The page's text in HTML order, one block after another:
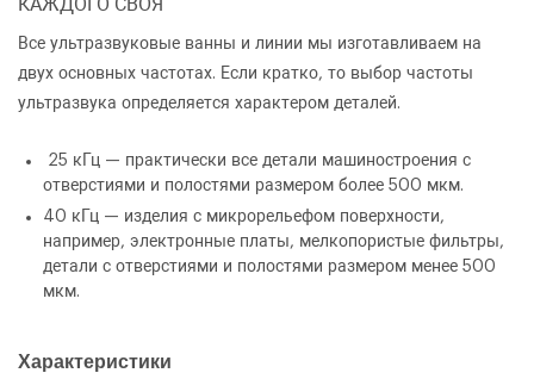
КАЖДОГО СВОЯ
Все ультразвуковые ванны и линии мы изготавливаем на
двух основных частотах. Если кратко, то выбор частоты
ультразвука определяется характером деталей.
25 кГц — практически все детали машиностроения с
отверстиями и полостями размером более 500 мкм.
40 кГц — изделия с микрорельефом поверхности,
например, электронные платы, мелкопористые фильтры,
детали с отверстиями и полостями размером менее 500
мкм.
Характеристики